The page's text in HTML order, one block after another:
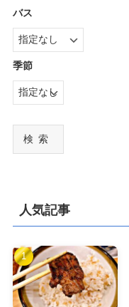
バス
季節
検索
人気記事